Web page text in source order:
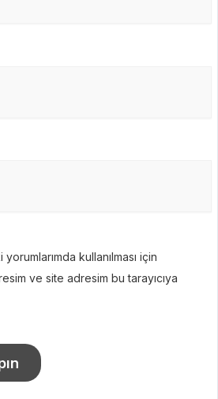
kullanılması için
ve site adresim bu tarayıcıya